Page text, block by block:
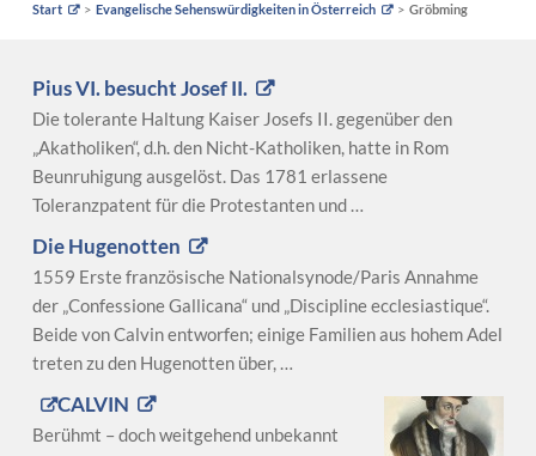
Start Evangelische Sehenswürdigkeiten in Österreich Gröbming
Pius VI. besucht Josef II.
Die tolerante Haltung Kaiser Josefs II. gegenüber den
„Akatholiken“, d.h. den Nicht-Katholiken, hatte in Rom
Beunruhigung ausgelöst. Das 1781 erlassene
Toleranzpatent für die Protestanten und …
Die Hugenotten
1559 Erste französische Nationalsynode/Paris Annahme
der „Confessione Gallicana“ und „Discipline ecclesiastique“.
Beide von Calvin entworfen; einige Familien aus hohem Adel
treten zu den Hugenotten über, …
CALVIN
Berühmt – doch weitgehend unbekannt